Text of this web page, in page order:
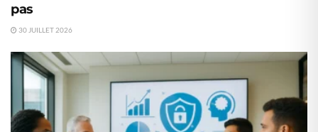
pas
30 JUILLET 2026